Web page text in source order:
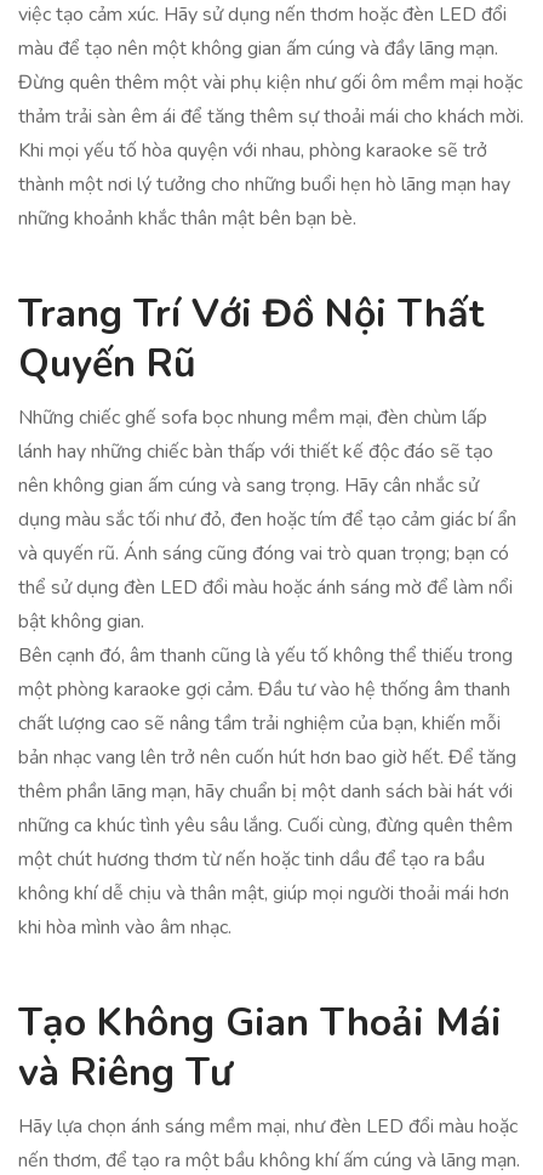
việc tạo cảm xúc. Hãy sử dụng nến thơm hoặc đèn LED đổi
màu để tạo nên một không gian ấm cúng và đầy lãng mạn.
Đừng quên thêm một vài phụ kiện như gối ôm mềm mại hoặc
thảm trải sàn êm ái để tăng thêm sự thoải mái cho khách mời.
Khi mọi yếu tố hòa quyện với nhau, phòng karaoke sẽ trở
thành một nơi lý tưởng cho những buổi hẹn hò lãng mạn hay
những khoảnh khắc thân mật bên bạn bè.
Trang Trí Với Đồ Nội Thất
Quyến Rũ
Những chiếc ghế sofa bọc nhung mềm mại, đèn chùm lấp
lánh hay những chiếc bàn thấp với thiết kế độc đáo sẽ tạo
nên không gian ấm cúng và sang trọng. Hãy cân nhắc sử
dụng màu sắc tối như đỏ, đen hoặc tím để tạo cảm giác bí ẩn
và quyến rũ. Ánh sáng cũng đóng vai trò quan trọng; bạn có
thể sử dụng đèn LED đổi màu hoặc ánh sáng mờ để làm nổi
bật không gian.
Bên cạnh đó, âm thanh cũng là yếu tố không thể thiếu trong
một phòng karaoke gợi cảm. Đầu tư vào hệ thống âm thanh
chất lượng cao sẽ nâng tầm trải nghiệm của bạn, khiến mỗi
bản nhạc vang lên trở nên cuốn hút hơn bao giờ hết. Để tăng
thêm phần lãng mạn, hãy chuẩn bị một danh sách bài hát với
những ca khúc tình yêu sâu lắng. Cuối cùng, đừng quên thêm
một chút hương thơm từ nến hoặc tinh dầu để tạo ra bầu
không khí dễ chịu và thân mật, giúp mọi người thoải mái hơn
khi hòa mình vào âm nhạc.
Tạo Không Gian Thoải Mái
và Riêng Tư
Hãy lựa chọn ánh sáng mềm mại, như đèn LED đổi màu hoặc
nến thơm, để tạo ra một bầu không khí ấm cúng và lãng mạn.